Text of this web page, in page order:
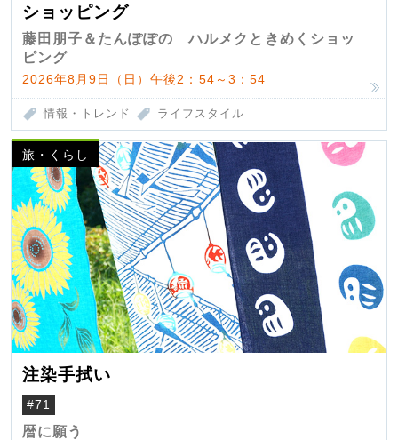
ショッピング
藤田朋子＆たんぽぽの ハルメクときめくショッ
ピング
2026年8月9日（日）午後2：54～3：54
情報・トレンド ライフスタイル
旅・くらし
注染手拭い
#71
暦に願う